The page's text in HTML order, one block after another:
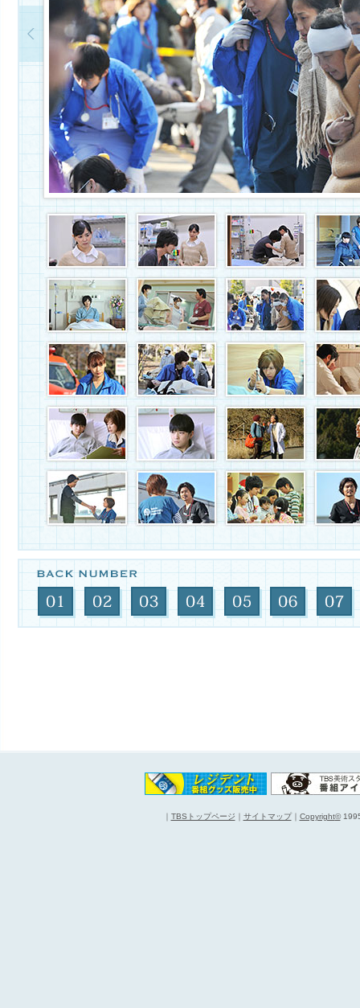
｜ TBSトップページ ｜ サイトマップ｜ Copyright©